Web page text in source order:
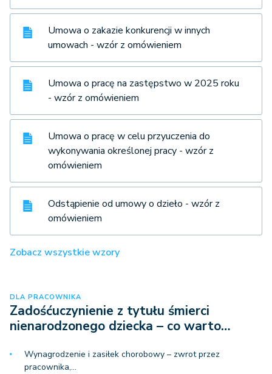
Umowa o zakazie konkurencji w innych
umowach - wzór z omówieniem
Umowa o pracę na zastępstwo w 2025 roku
- wzór z omówieniem
Umowa o pracę w celu przyuczenia do
wykonywania określonej pracy - wzór z
omówieniem
Odstąpienie od umowy o dzieło - wzór z
omówieniem
Zobacz wszystkie wzory
DLA PRACOWNIKA
Zadośćuczynienie z tytułu śmierci
nienarodzonego dziecka – co warto…
Wynagrodzenie i zasiłek chorobowy – zwrot przez
pracownika,…